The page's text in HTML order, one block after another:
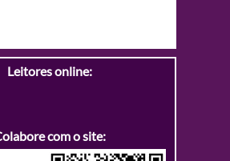
Leitores online:
com o site: